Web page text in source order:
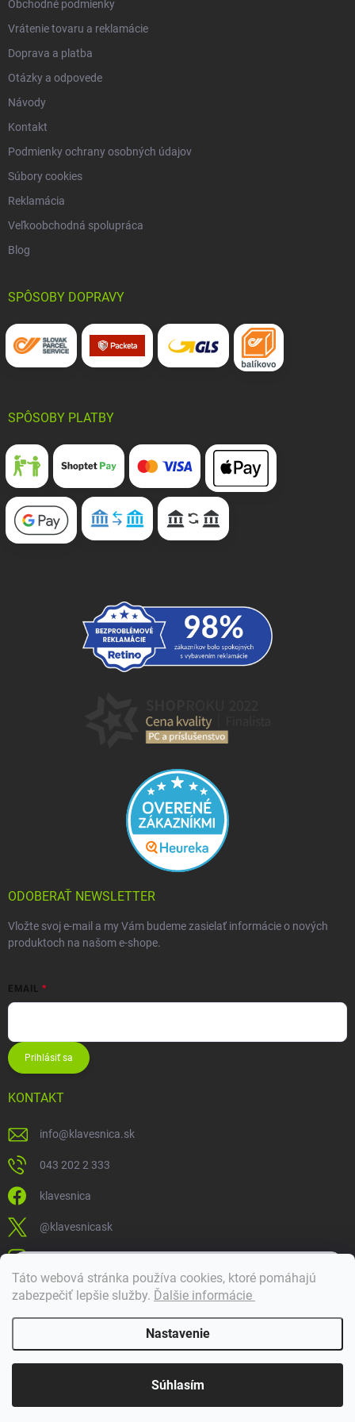
Táto webová stránka používa cookies, ktoré pomáhajú
zabezpečiť lepšie služby. Ďalšie informácie
Nastavenie
Súhlasím
Obchodné podmienky
Vrátenie tovaru a reklamácie
Doprava a platba
Otázky a odpovede
Návody
Kontakt
Podmienky ochrany osobných údajov
Súbory cookies
Reklamácia
Veľkoobchodná spolupráca
Blog
SPÔSOBY DOPRAVY
SPÔSOBY PLATBY
ODOBERAŤ NEWSLETTER
Vložte svoj e-mail a my Vám budeme zasielať informácie o nových
produktoch na našom e-shope.
EMAIL
Prihlásiť sa
KONTAKT
info@klavesnica.sk
043 202 2 333
klavesnica
@klavesnicask
klavesnica_sk
Doprava a platba
Klávesnica . Všetky práva vyhradené.
Dobrý deň! 👋 Pomôžem vám nájsť správny diel. Napíšte mi.